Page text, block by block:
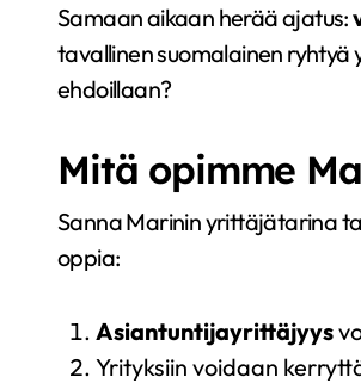
Samaan aikaan herää ajatus:
tavallinen suomalainen ryhtyä
ehdoillaan?
Mitä opimme
Sanna Marinin yrittäjätarina
oppia:
Asiantuntijayrittäjyys
Yrityksiin voidaan